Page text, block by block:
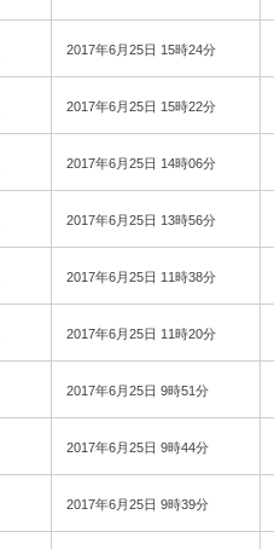
2017年6月25日 15時24分
2017年6月25日 15時22分
2017年6月25日 14時06分
2017年6月25日 13時56分
2017年6月25日 11時38分
2017年6月25日 11時20分
2017年6月25日 9時51分
2017年6月25日 9時44分
2017年6月25日 9時39分